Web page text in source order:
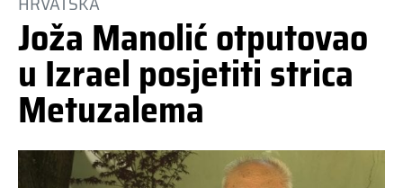
Joža Manolić otputovao
u Izrael posjetiti strica
Metuzalema